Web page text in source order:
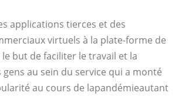
applications tierces et des
virtuels à la plate-forme de
but de faciliter le travail et la
au sein du service qui a monté
au cours de lapandémieautant